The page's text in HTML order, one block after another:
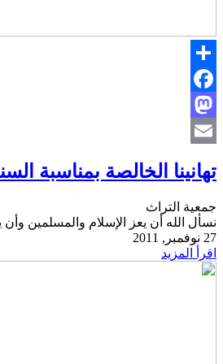
Share
Facebook
Mastodon
تهانينا الخالصة بمناسبة
جمعية التراث
نسأل الله أن يعز الإسلام والمسلمين
27 نوفمبر, 2011
اقرأ المزيد